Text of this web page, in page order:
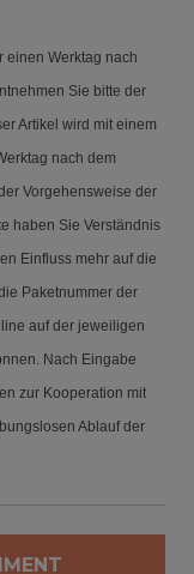
einen Werktag nach
Sie bitte der
Artikel wird mit einem
nach dem
Vorgehensweise der
haben Sie Verständnis
Einfluss mehr auf die
Paketnummer der
auf der jeweiligen
Nach Eingabe
zur Kooperation mit
Ablauf der